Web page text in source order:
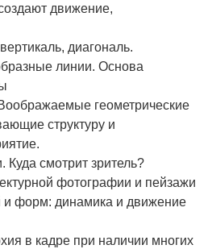
движение,
диагональ.
линии. Основа
геометрические
структуру и
Куда смотрит зритель?
фотографии и пейзажи
и форм: динамика и движение
в кадре при наличии многих